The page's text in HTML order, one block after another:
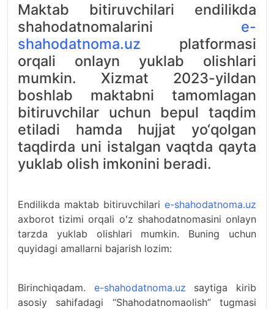
Maktab bitiruvchilari endilikda
shahodatnomalarini e-
shahodatnoma.uz platformasi
orqali onlayn yuklab olishlari
mumkin. Xizmat 2023-yildan
boshlab maktabni tamomlagan
bitiruvchilar uchun bepul taqdim
etiladi hamda hujjat yo‘qolgan
taqdirda uni istalgan vaqtda qayta
yuklab olish imkonini beradi.
Endilikda maktab bitiruvchilari e-shahodatnoma.uz
axborot tizimi orqali oʻz shahodatnomasini onlayn
tarzda yuklab olishlari mumkin. Buning uchun
quyidagi amallarni bajarish lozim:
Birinchiqadam. e-shahodatnoma.uz saytiga kirib
asosiy sahifadagi “Shahodatnomaolish” tugmasi